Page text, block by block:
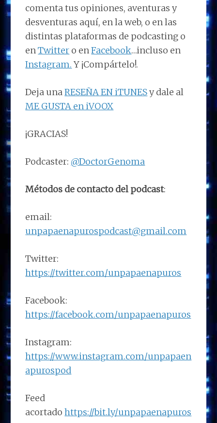
comenta tus opiniones, aventuras y
desventuras aquí, en la web, o en las
distintas plataformas de podcasting o
enTwitter o enFacebook…incluso en
Instagram. Y ¡Compártelo!.
Deja unaRESEÑA EN iTUNESy dale al
ME GUSTA en iVOOX
¡GRACIAS!
Podcaster: @DoctorGenoma
Métodos de contacto del podcast:
email:
unpapaenapurospodcast@gmail.com
Twitter:
https://twitter.com/unpapaenapuros
Facebook:
https://facebook.com/unpapaenapuros
Instagram:
https://www.instagram.com/unpapaen
apurospod
Feed
acortadohttps://bit.ly/unpapaenapuros